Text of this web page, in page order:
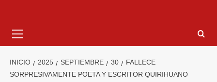
INICIO 2025 SEPTIEMBRE 30
FALLECE
SORPRESIVAMENTE POETA Y ESCRITOR QUIRIHUANO